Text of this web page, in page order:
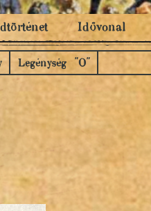
Idővonal
Legénység "O"